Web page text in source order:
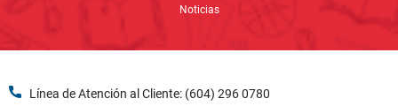
Noticias
Línea de Atención al Cliente: (604) 296 0780